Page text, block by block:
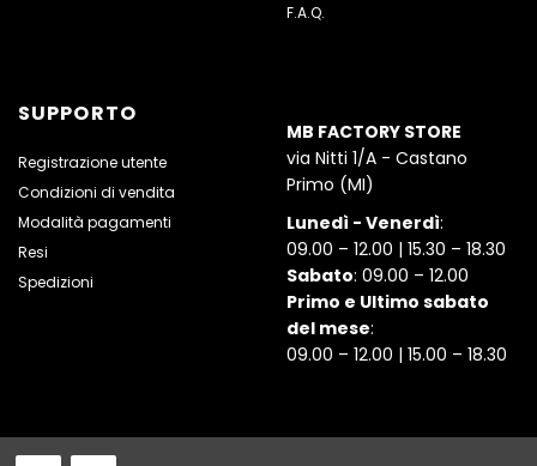
F.A.Q.
SUPPORTO
Registrazione utente
Condizioni di vendita
Modalità pagamenti
Resi
Spedizioni
MB FACTORY STORE
via Nitti 1/A - Castano
Primo (MI)
Lunedì - Venerdì:
09.00 – 12.00 | 15.30 – 18.30
Sabato: 09.00 – 12.00
Primo e Ultimo sabato
del mese:
09.00 – 12.00 | 15.00 – 18.30